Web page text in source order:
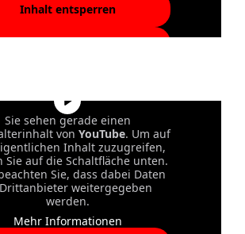
Inhalt entsperren
Sie sehen gerade einen
von YouTube. Um auf
Inhalt zuzugreifen,
Sie auf die Schaltfläche unten.
Sie, dass dabei Daten
weitergegeben
werden.
Mehr Informationen